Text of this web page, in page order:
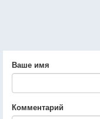
Ваше имя
Комментарий